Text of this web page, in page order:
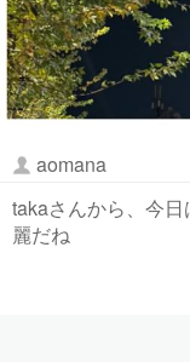
aomana
takaさんから、今
麗だね